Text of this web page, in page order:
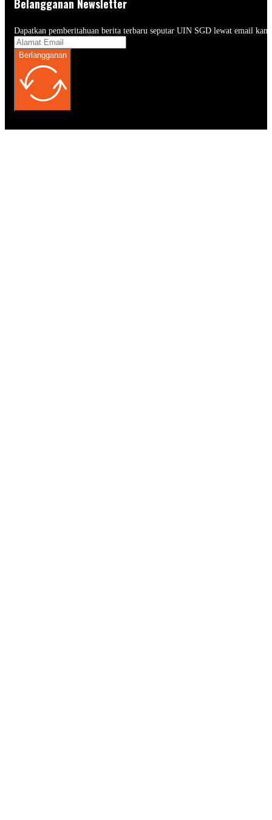
Belangganan Newsletter
Dapatkan pemberitahuan berita terbaru seputar UIN SGD lewat email
Berlangganan